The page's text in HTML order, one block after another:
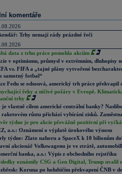
komentáře
Trhy nemají rády prázdné řeči
data z trhu práce pomohla akciím
v optimismu, průmysl v extrémním, dluhopisy
vs. FIFA a „tajné plány vytvořené
samotný fotbal“
Fedu se odsouvá, americký trh práce překvapil
řeky a ničivé požáry v Evropě.
trhy
je vlastně cílem americké centrální banky?
raketovém růstu přichází vybírání zisků.
týdne je pro akcie převážně pozitivní při
a.s.: Oznámení o výplatě úrokového výnosu
týdne: Zlato nahoru a SpaceX k 10 bilionům
akcionář Volkswagenu je ve ztrátě,
banka, a.s.: Výpis z obchodního rejstříku
oznámily CSG a Gen Digital, Trump uvalil
Koruna po holubičím překvapení ČNB v